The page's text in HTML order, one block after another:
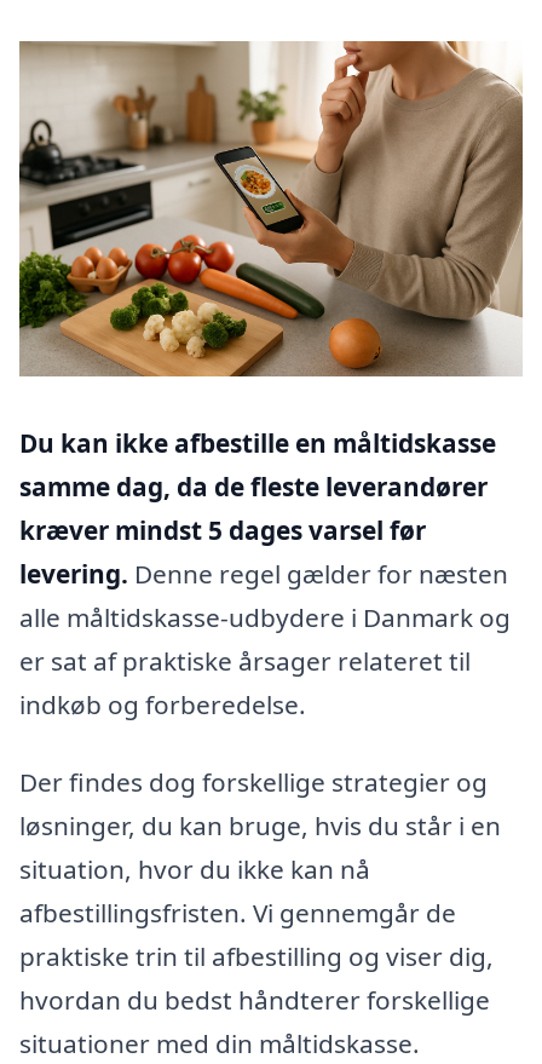
Du kan ikke afbestille en måltidskasse
samme dag, da de fleste leverandører
kræver mindst 5 dages varsel før
levering. Denne regel gælder for næsten
alle måltidskasse-udbydere i Danmark og
er sat af praktiske årsager relateret til
indkøb og forberedelse.
Der findes dog forskellige strategier og
løsninger, du kan bruge, hvis du står i en
situation, hvor du ikke kan nå
afbestillingsfristen. Vi gennemgår de
praktiske trin til afbestilling og viser dig,
hvordan du bedst håndterer forskellige
situationer med din måltidskasse.